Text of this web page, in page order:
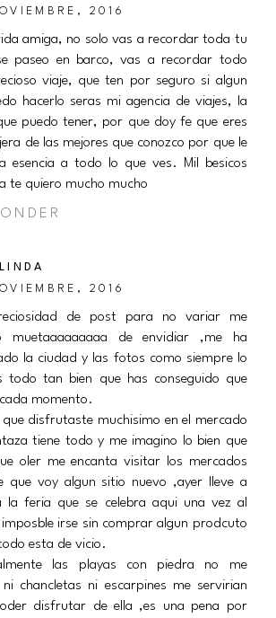
2016
amiga, no solo vas a recordar toda tu
paseo en barco, vas a recordar todo
viaje, que ten por seguro si algun
hacerlo seras mi agencia de viajes, la
puedo tener, por que doy fe que eres
de las mejores que conozco por que le
esencia a todo lo que ves. Mil besicos
te quiero mucho mucho
2016
de post para no variar me
muetaaaaaaaaa de envidiar ,me ha
la ciudad y las fotos como siempre lo
todo tan bien que has conseguido que
momento.
que disfrutaste muchisimo en el mercado
tiene todo y me imagino lo bien que
oler me encanta visitar los mercados
que voy algun sitio nuevo ,ayer lleve a
la feria que se celebra aqui una vez al
imposble irse sin comprar algun prodcuto
esta de vicio.
las playas con piedra no me
chancletas ni escarpines me servirian
disfrutar de ella ,es una pena por